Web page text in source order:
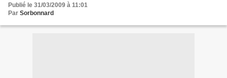
Publié le 31/03/2009 à 11:01
Par Sorbonnard